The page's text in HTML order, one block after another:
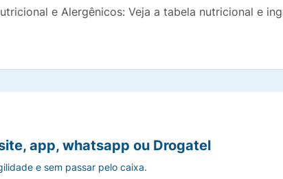
e Alergênicos: Veja a tabela nutricional e
app, whatsapp ou Drogatel
e sem passar pelo caixa.